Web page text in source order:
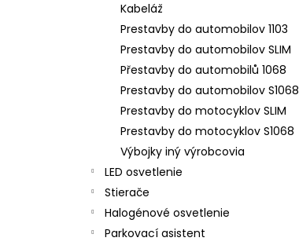
Kabeláž
Prestavby do automobilov 1103
Prestavby do automobilov SLIM
Přestavby do automobilů 1068
Prestavby do automobilov S1068
Prestavby do motocyklov SLIM
Prestavby do motocyklov S1068
Výbojky iný výrobcovia
LED osvetlenie
Stierače
Halogénové osvetlenie
Parkovací asistent